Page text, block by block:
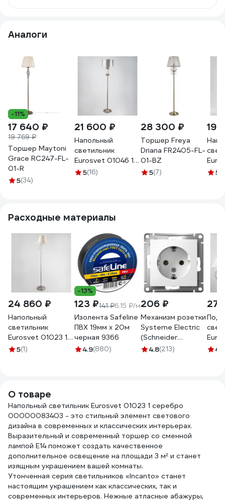
Аналоги
-11%
17 640 ₽
19 769 ₽
Торшер Maytoni
Grace RC247-FL-
01-R
5(34)
21 600 ₽
Напольный
светильник
Eurosvet 01046 1
сатин никель
5(16)
28 300 ₽
Торшер Freya
Driana FR2405-FL-
01-BZ
5(7)
19
5
Расходные материалы
24 860 ₽
Напольный
светильник
Eurosvet 01023 1
серебро
5(1)
-13%
123 ₽141 ₽6.15 ₽/м
Изолента Safeline
ПВХ 19мм х 20м
черная 9366
4.9(880)
206 ₽
Механизм розетки
Systeme Electric
(Schneider
Electric) 1-м
4.8(213)
27
4.9
О товаре
Напольный светильник Eurosvet 01023 1 серебро
00000083403 - это стильный элемент светового
дизайна в современных и классических интерьерах.
Выразительный и современный торшер со сменной
лампой E14 поможет создать качественное
дополнительное освещение на площади 3 м² и станет
изящным украшением вашей комнаты.
Утонченная серия светильников «Incanto» станет
настоящим украшением как классических, так и
современных интерьеров. Нежные атласные абажуры,